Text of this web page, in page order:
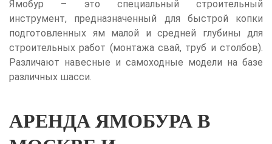
Ямобур – это специальный строительный
инструмент, предназначенный для быстрой копки
подготовленных ям малой и средней глубины для
строительных работ (монтажа свай, труб и столбов).
Различают навесные и самоходные модели на базе
различных шасси.
АРЕНДА ЯМОБУРА В